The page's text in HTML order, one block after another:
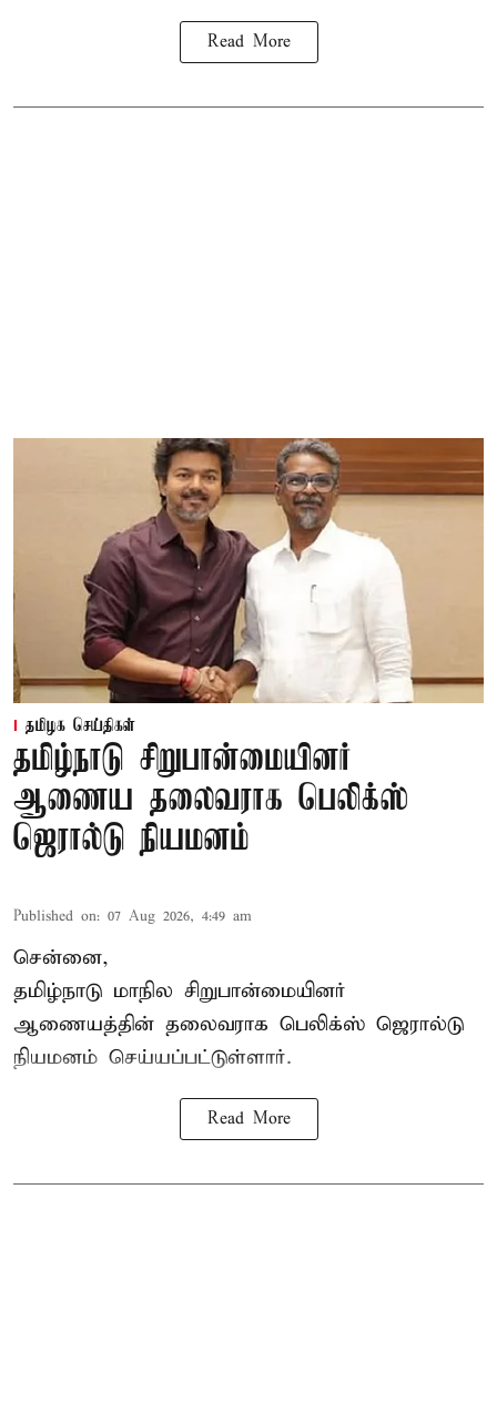
Read More
தமிழக செய்திகள்
தமிழ்நாடு சிறுபான்மையினர்
ஆணைய தலைவராக பெலிக்ஸ்
ஜெரால்டு நியமனம்
Published on: 07 Aug 2026, 4:49 am
சென்னை,
தமிழ்நாடு மாநில சிறுபான்மையினர்
ஆணையத்தின் தலைவராக பெலிக்ஸ் ஜெரால்டு
நியமனம் செய்யப்பட்டுள்ளார்.
Read More